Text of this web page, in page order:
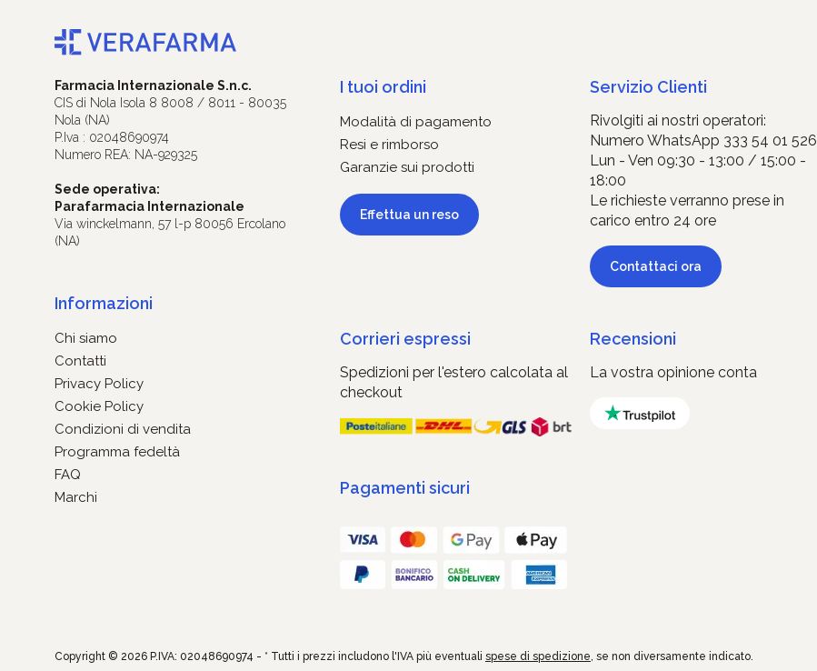
Farmacia Internazionale S.n.c.
CIS di Nola Isola 8 8008 / 8011 - 80035
Nola (NA)
P.Iva : 02048690974
Numero REA: NA-929325
Sede operativa:
Parafarmacia Internazionale
Via winckelmann, 57 l-p 80056 Ercolano
(NA)
Informazioni
Chi siamo
Contatti
Privacy Policy
Cookie Policy
Condizioni di vendita
Programma fedeltà
FAQ
Marchi
I tuoi ordini
Modalità di pagamento
Resi e rimborso
Garanzie sui prodotti
Effettua un reso
Servizio Clienti
Rivolgiti ai nostri operatori:
Numero WhatsApp 333 54 01 526
Lun - Ven 09:30 - 13:00 / 15:00 -
18:00
Le richieste verranno prese in
carico entro 24 ore
Contattaci ora
Corrieri espressi
Spedizioni per l'estero calcolata al
checkout
Recensioni
La vostra opinione conta
Pagamenti sicuri
Copyright © 2026 P.IVA: 02048690974 - * Tutti i prezzi includono l'IVA più eventuali spese di spedizione, se non diversamente indicato.